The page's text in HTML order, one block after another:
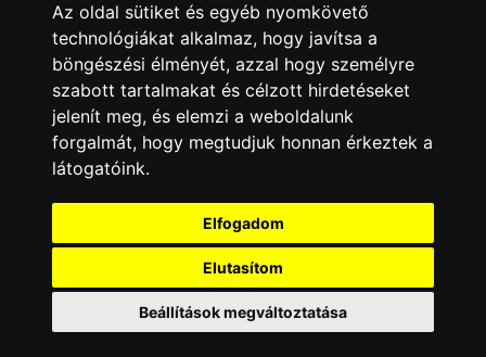
Minden jog fenntartva © 2008 - 2026
A csatornák a műsorváltoztatás jogát
fenntartják! A portál üzemeltetője semmiféle
felelősséget nem vállal a weboldalon
megjelentetett hirdetések tartalmáért, illetve a
hirdetésekhez feltöltött képekért!
Az oldal sütiket és egyéb nyomkövető
technológiákat alkalmaz, hogy javítsa a
böngészési élményét, azzal hogy személyre
szabott tartalmakat és célzott hirdetéseket
jelenít meg, és elemzi a weboldalunk
forgalmát, hogy megtudjuk honnan érkeztek a
látogatóink.
Elfogadom
Elutasítom
Beállítások megváltoztatása